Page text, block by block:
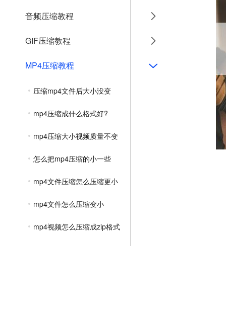
音频压缩教程
GIF压缩教程
MP4压缩教程
压缩mp4文件后大小没变
mp4压缩成什么格式好?
mp4压缩大小视频质量不变
怎么把mp4压缩的小一些
mp4文件压缩怎么压缩更小
mp4文件怎么压缩变小
mp4视频怎么压缩成zip格式